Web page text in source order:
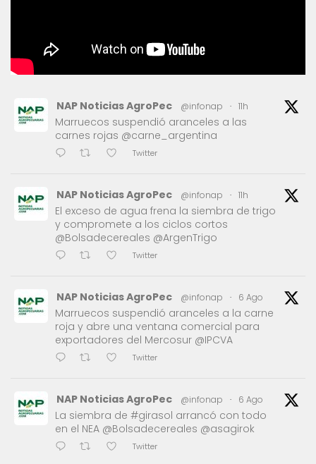
NAP Noticias AgroPec @infonap · 11h
Marruecos suspendió aranceles a las
carnes rojas @carne_argentina
Twitter
NAP Noticias AgroPec @infonap · 11h
El exceso de agua frena la siembra de trigo
y compromete a los ciclos cortos
@Bolsadecereales @ArgenTrigo
Twitter
NAP Noticias AgroPec @infonap · 6 Ago
Marruecos suspendió aranceles a la carne
roja y abre una ventana comercial para
exportadores del Mercosur @IPCVA
Twitter
NAP Noticias AgroPec @infonap · 6 Ago
La siembra de #girasol arrancó con todo
en el NEA @Bolsadecereales @asagirok
Twitter